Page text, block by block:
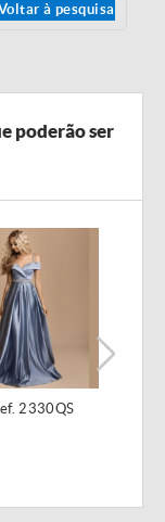
à pesquisa
poderão ser
2330QS